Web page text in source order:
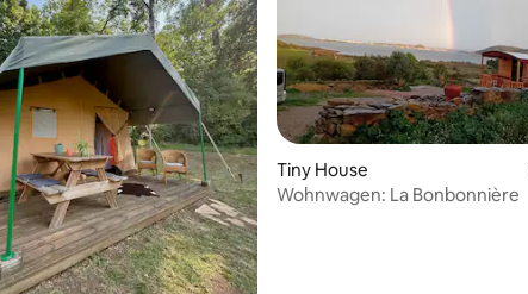
5 von 5, 17 BewertungenTiny House
Wohnwagen: La Bonbonnière